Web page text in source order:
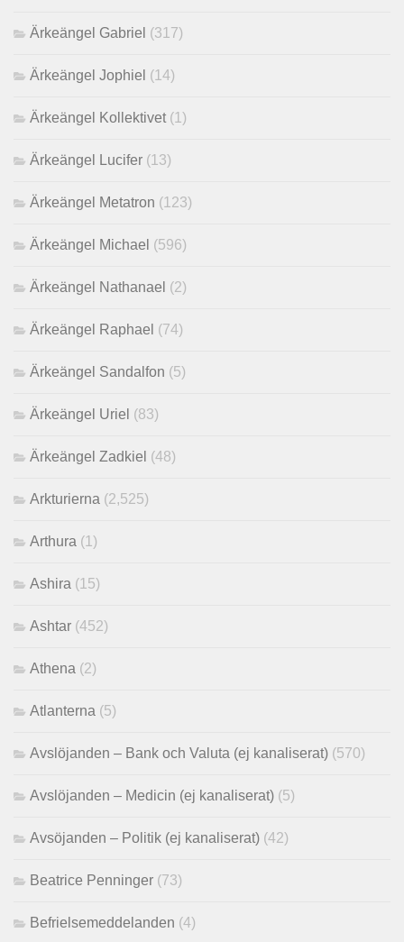
Ärkeängel Gabriel (317)
Ärkeängel Jophiel (14)
Ärkeängel Kollektivet(1)
Ärkeängel Lucifer (13)
Ärkeängel Metatron (123)
Ärkeängel Michael (596)
Ärkeängel Nathanael (2)
Ärkeängel Raphael (74)
Ärkeängel Sandalfon (5)
Ärkeängel Uriel (83)
Ärkeängel Zadkiel (48)
Arkturierna (2,525)
Arthura (1)
Ashira (15)
Ashtar (452)
Athena (2)
Atlanterna (5)
Avslöjanden – Bank och Valuta (ej kanaliserat) (570)
Avslöjanden – Medicin (ej kanaliserat) (5)
Avsöjanden – Politik (ej kanaliserat) (42)
Beatrice Penninger (73)
Befrielsemeddelanden (4)